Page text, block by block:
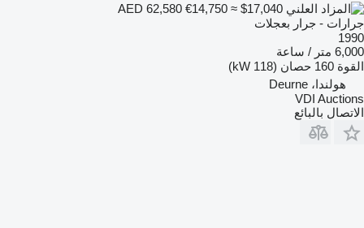
€14,750 ≈ $17,040
جرارات - جرار بعجلات
1990
6,000 متر / ساعة
القوة 160 حصان (118 kW)
هولندا، Deurne
VDI Auctions
الاتصال بالبائع